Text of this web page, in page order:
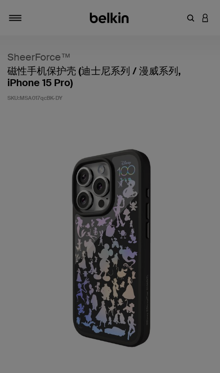
输入关键
登录
SheerForce™
磁性手机保护壳 (迪士尼系列 / 漫威系列,
iPhone 15 Pro)
SKU:MSA017qcBK-DY